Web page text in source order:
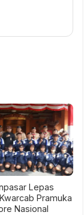
Lepas
Pramuka
Nasional